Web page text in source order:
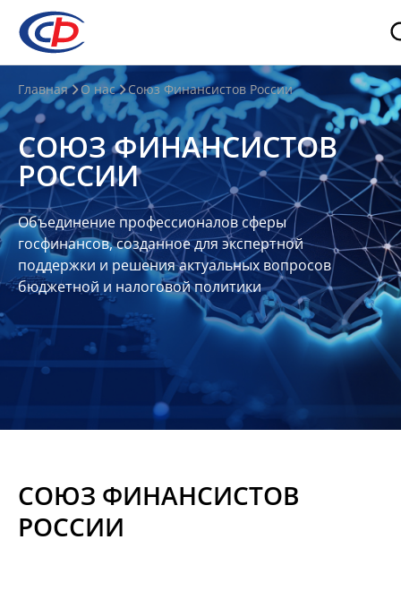
О
нас
О
СФР
Совет
Союза
Участники
Планы
отчеты
Контакты
Материалы
Главная О нас Союз Финансистов России
СОЮЗ ФИНАНСИСТОВ
РОССИИ
Объединение профессионалов сферы
госфинансов, созданное для экспертной
поддержки и решения актуальных вопросов
бюджетной и налоговой политики
СОЮЗ ФИНАНСИСТОВ
РОССИИ